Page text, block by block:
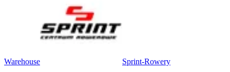
Warehouse Sprint-Rowery